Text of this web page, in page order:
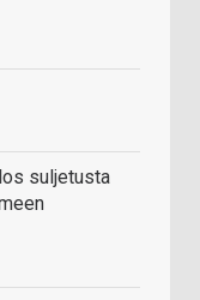
suljetusta